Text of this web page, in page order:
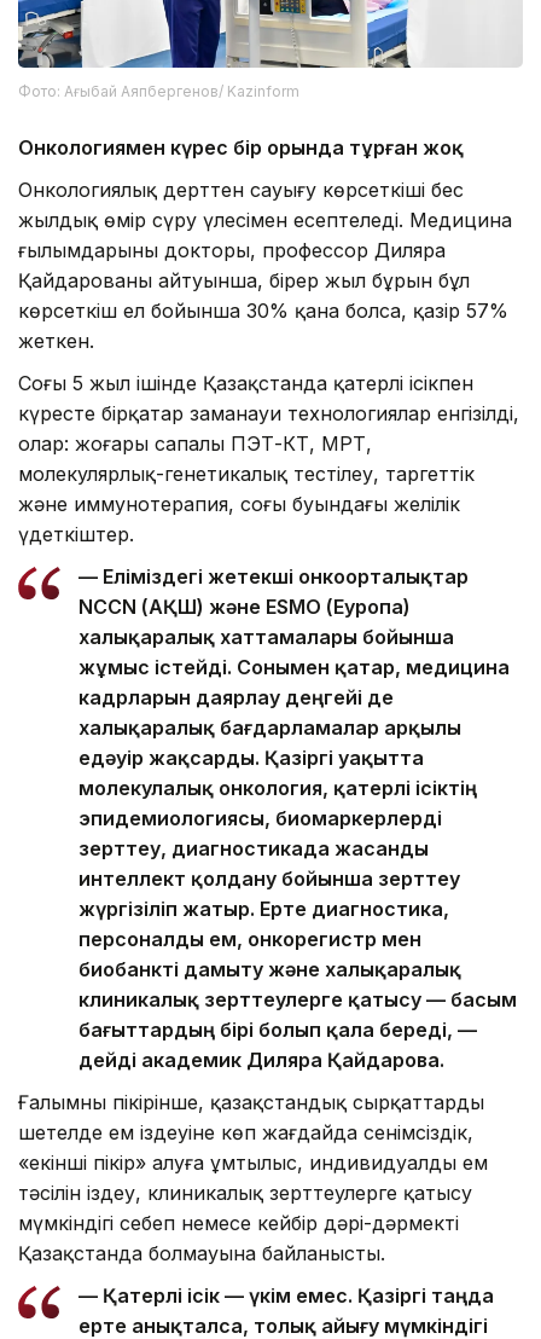
Фото: Ағыбай Аяпбергенов/ Kazinform
Онкологиямен күрес бір орында тұрған жоқ
Онкологиялық дерттен сауығу көрсеткіші бес
жылдық өмір сүру үлесімен есептеледі. Медицина
ғылымдарының докторы, профессор Диляра
Қайдарованың айтуынша, бірер жыл бұрын бұл
көрсеткіш ел бойынша 30% қана болса, қазір 57%
жеткен.
Соңғы 5 жыл ішінде Қазақстанда қатерлі ісікпен
күресте бірқатар заманауи технологиялар енгізілді,
олар: жоғары сапалы ПЭТ-КТ, МРТ,
молекулярлық-генетикалық тестілеу, таргеттік
және иммунотерапия, соңғы буындағы желілік
үдеткіштер.
— Еліміздегі жетекші онкоорталықтар
NCCN (АҚШ) және ESMO (Еуропа)
халықаралық хаттамалары бойынша
жұмыс істейді. Сонымен қатар, медицина
кадрларын даярлау деңгейі де
халықаралық бағдарламалар арқылы
едәуір жақсарды. Қазіргі уақытта
молекулалық онкология, қатерлі ісіктің
эпидемиологиясы, биомаркерлерді
зерттеу, диагностикада жасанды
интеллект қолдану бойынша зерттеу
жүргізіліп жатыр. Ерте диагностика,
персоналды ем, онкорегистр мен
биобанкті дамыту және халықаралық
клиникалық зерттеулерге қатысу — басым
бағыттардың бірі болып қала береді, —
дейді академик Диляра Қайдарова.
Ғалымның пікірінше, қазақстандық сырқаттардың
шетелде ем іздеуіне көп жағдайда сенімсіздік,
«екінші пікір» алуға ұмтылыс, индивидуалды ем
тәсілін іздеу, клиникалық зерттеулерге қатысу
мүмкіндігі себеп немесе кейбір дәрі-дәрмектің
Қазақстанда болмауына байланысты.
— Қатерлі ісік — үкім емес. Қазіргі таңда
ерте анықталса, толық айығу мүмкіндігі